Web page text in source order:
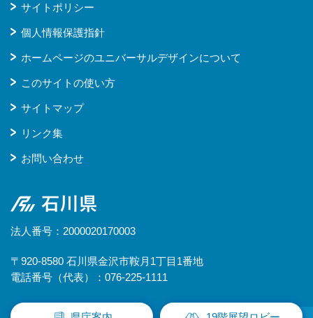
サイトポリシー
個人情報保護指針
ホームページのユニバーサルデザインについて
このサイトの使い方
サイトマップ
リンク集
お問い合わせ
石川県
法人番号：2000020170003
〒920-8580 石川県金沢市鞍月1丁目1番地
電話番号（代表）：076-225-1111